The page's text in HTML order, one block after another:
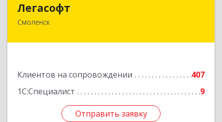
Легасофт
Смоленск
Клиентов на сопровождении
407
1С:Специалист
9
Отправить заявку
214018, Смоленская обл, Смоленск г, Ново-
Отправить заявку